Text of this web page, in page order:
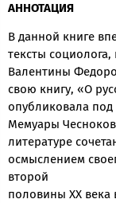
АННОТАЦИЯ
В данной книге
тексты социолога,
Валентины
свою книгу, «О
опубликовала
Мемуары
литературе
осмыслением
второй
половины ХХ века